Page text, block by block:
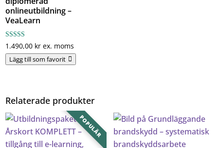
onlineutbildning –
VeaLearn
Betygsatt
5.00
av 5
1.490,00 kr ex. moms
Lägg till som favorit
Relaterade produkter
POPULÄR